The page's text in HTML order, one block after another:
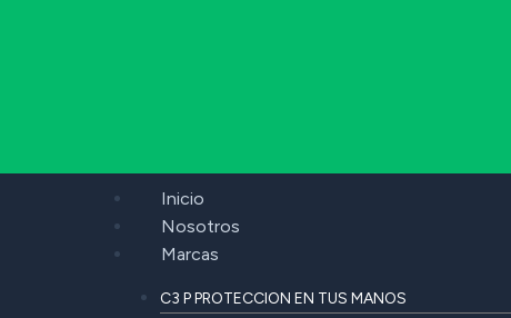
Inicio
Nosotros
Marcas
C3 P PROTECCION EN TUS MANOS